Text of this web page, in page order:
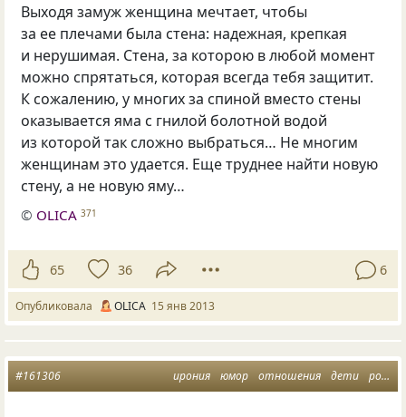
Выходя замуж женщина мечтает, чтобы
за ее плечами была стена: надежная, крепкая
и нерушимая. Стена, за которою в любой момент
можно спрятаться, которая всегда тебя защитит.
К сожалению, у многих за спиной вместо стены
оказывается яма с гнилой болотной водой
из которой так сложно выбраться… Не многим
женщинам это удается. Еще труднее найти новую
стену, а не новую яму…
© OLICA 371
65 36 6
Опубликовала OLICA 15 янв 2013
ирония юмор отношения дети родители
#161306